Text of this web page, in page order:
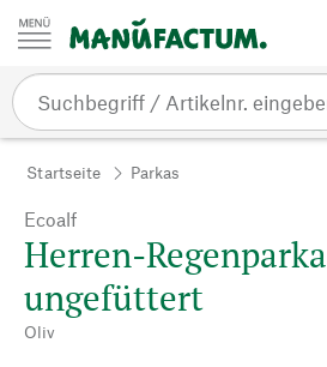
Zum Inhalt springen
Startseite Parkas
Ecoalf
Herren-Regenparka
ungefüttert
Oliv